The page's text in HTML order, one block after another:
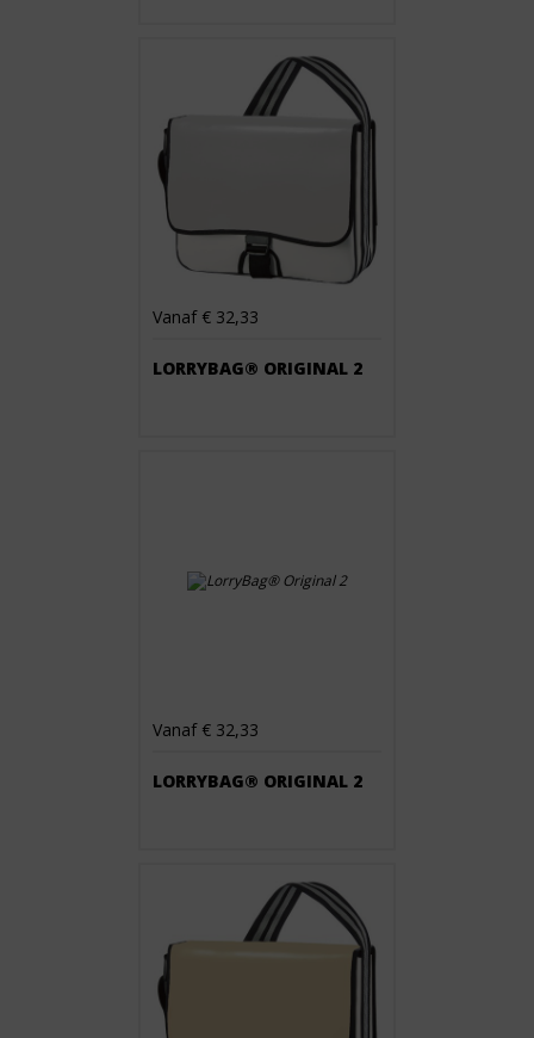
Vanaf € 32,33
LORRYBAG® ORIGINAL 2
Vanaf € 32,33
LORRYBAG® ORIGINAL 2